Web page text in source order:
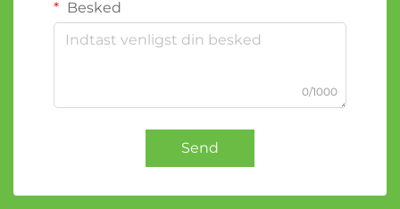
Besked
0/1000
Send